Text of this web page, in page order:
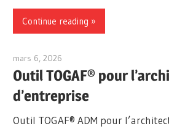
Continue reading
mars 6, 2026
Outil TOGAF® pour
d’entreprise
Outil TOGAF® ADM pour